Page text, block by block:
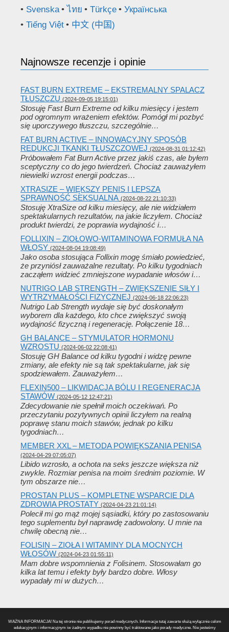
Svenska
ไทย Türkçe
Українська
Tiếng Việt
中文 (中国)
Najnowsze recenzje i opinie
FAST BURN EXTREME – EKSTREMALNY SPALACZ
TŁUSZCZU (2024-09-05 19:15:01)
Stosuję Fast Burn Extreme od kilku miesięcy i jestem
pod ogromnym wrażeniem efektów. Pomógł mi pozbyć
się uporczywego tłuszczu, szczególnie…
FAT BURN ACTIVE – INNOWACYJNY SPOSÓB
REDUKCJI TKANKI TŁUSZCZOWEJ (2024-08-31 01:12:42)
Próbowałem Fat Burn Active przez jakiś czas, ale byłem
sceptyczny co do jego twierdzeń. Chociaż zauważyłem
niewielki wzrost energii podczas…
XTRASIZE – WIĘKSZY PENIS I LEPSZA
SPRAWNOŚĆ SEKSUALNA (2024-08-22 21:10:33)
Stosuję XtraSize od kilku miesięcy, ale nie widziałem
spektakularnych rezultatów, na jakie liczyłem. Chociaż
produkt twierdzi, że poprawia wydajność i…
FOLLIXIN – ZIOŁOWO-WITAMINOWA FORMUŁA NA
WŁOSY (2024-08-04 19:08:49)
Jako osoba stosująca Follixin mogę śmiało powiedzieć,
że przyniósł zauważalne rezultaty. Po kilku tygodniach
zacząłem widzieć zmniejszone wypadanie włosów i…
NUTRIGO LAB STRENGTH – ZWIĘKSZENIE SIŁY I
WYTRZYMAŁOŚCI FIZYCZNEJ (2024-06-18 22:06:23)
Nutrigo Lab Strength wydaje się być doskonałym
wyborem dla każdego, kto chce zwiększyć swoją
wydajność fizyczną i regenerację. Połączenie 18…
GH BALANCE – STYMULATOR HORMONU
WZROSTU (2024-06-02 22:08:41)
Stosuję GH Balance od kilku tygodni i widzę pewne
zmiany, ale efekty nie są tak spektakularne, jak się
spodziewałem. Zauważyłem…
FLEXIN500 – LIKWIDACJA BÓLU I REGENERACJA
STAWÓW (2024-05-12 12:47:21)
Zdecydowanie nie spełnił moich oczekiwań. Po
przeczytaniu pozytywnych opinii liczyłem na realną
poprawę stanu moich stawów, jednak po kilku
tygodniach…
MEMBER XXL – METODA POWIĘKSZANIA PENISA
(2024-04-29 07:05:07)
Libido wzrosło, a ochota na seks jeszcze większa niż
zwykle. Rozmiar penisa na moim średnim poziomie. W
tym obszarze nie…
PROSTAN PLUS – KOMPLETNE WSPARCIE DLA
ZDROWIA PROSTATY (2024-04-23 21:01:14)
Polecił mi go mąż mojej sąsiadki, który po zastosowaniu
tego suplementu był naprawdę zadowolony. U mnie na
chwilę obecną nie…
FOLISIN – ZIOŁA I WITAMINY DLA MOCNYCH
WŁOSÓW (2024-04-23 01:55:11)
Mam dobre wspomnienia z Folisinem. Stosowałam go
kilka lat temu i efekty były bardzo dobre. Włosy
wypadały mi w dużych…
WAŻNA INFORMACJA! Na tej stronie nie publikujemy porad medycznych. Informacje tutaj zawarte służą wyłącznie celom
edukacyjnym i informacyjnym iw żadnym wypadku nie powinny być traktowane jako porady medyczne. Nie jesteśmy